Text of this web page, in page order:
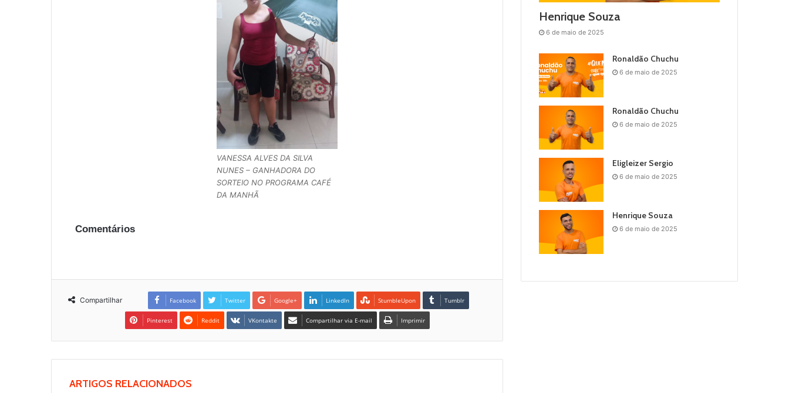
VANESSA ALVES DA SILVA
NUNES – GANHADORA DO
SORTEIO NO PROGRAMA CAFÉ
DA MANHÃ
Comentários
Compartilhar Facebook Twitter Google+ LinkedIn StumbleUpon Tumblr
Pinterest Reddit VKontakte Compartilhar via E-mail Imprimir
ARTIGOS RELACIONADOS
Henrique Souza
6 de maio de 2025
Ronaldão Chuchu
6 de maio de 2025
Ronaldão Chuchu
6 de maio de 2025
Eligleizer Sergio
6 de maio de 2025
Henrique Souza
6 de maio de 2025